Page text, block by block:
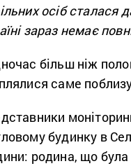
осіб сталася
зараз немає
більш ніж
саме поблизу
будинку в
родина, що була